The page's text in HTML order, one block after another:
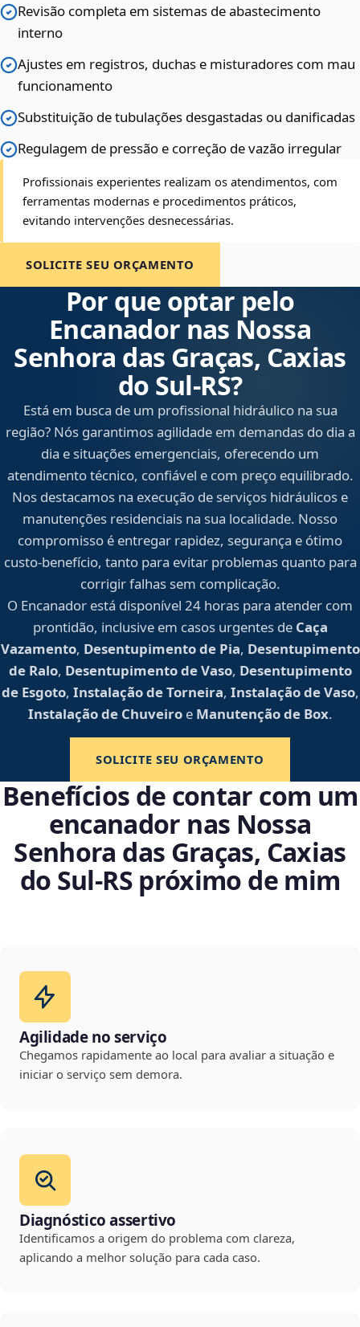
Revisão completa em sistemas de abastecimento
interno
Ajustes em registros, duchas e misturadores com mau
funcionamento
Substituição de tubulações desgastadas ou danificadas
Regulagem de pressão e correção de vazão irregular
Profissionais experientes realizam os atendimentos, com
ferramentas modernas e procedimentos práticos,
evitando intervenções desnecessárias.
SOLICITE SEU ORÇAMENTO
Por que optar pelo
Encanador nas Nossa
Senhora das Graças, Caxias
do Sul‑RS?
Está em busca de um profissional hidráulico na sua
região? Nós garantimos agilidade em demandas do dia a
dia e situações emergenciais, oferecendo um
atendimento técnico, confiável e com preço equilibrado.
Nos destacamos na execução de serviços hidráulicos e
manutenções residenciais na sua localidade. Nosso
compromisso é entregar rapidez, segurança e ótimo
custo-benefício, tanto para evitar problemas quanto para
corrigir falhas sem complicação.
O Encanador está disponível 24 horas para atender com
prontidão, inclusive em casos urgentes de Caça
Vazamento, Desentupimento de Pia, Desentupimento
de Ralo, Desentupimento de Vaso, Desentupimento
de Esgoto, Instalação de Torneira, Instalação de Vaso,
Instalação de Chuveiroe Manutenção de Box.
SOLICITE SEU ORÇAMENTO
Benefícios de contar com um
encanador nas Nossa
Senhora das Graças, Caxias
do Sul‑RS próximo de mim
Agilidade no serviço
Chegamos rapidamente ao local para avaliar a situação e
iniciar o serviço sem demora.
Diagnóstico assertivo
Identificamos a origem do problema com clareza,
aplicando a melhor solução para cada caso.